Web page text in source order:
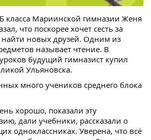
класса Мариинской гимназии Женя
что поскорее хочет сесть за
новых друзей. Одним из
называет чтение. В
будущий гимназист купил
Ульяновска.
много учеников среднего блока
хорошо, показали эту
дали учебники, рассказали о
одноклассниках. Уверена, что всё